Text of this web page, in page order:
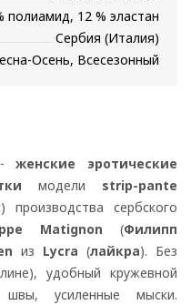
полиамид, 12 % эластан
Сербия (Италия)
Осень, Всесезонный
женские эротические
модели strip-pante
) производства сербского
Matignon (Филипп
из Lycra (лайкра). Без
удобный кружевной
усиленные мыски.